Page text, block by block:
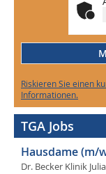
Riskieren Sie einen
Informationen.
TGA Jobs
Hausdame (m/
Dr. Becker Klinik